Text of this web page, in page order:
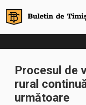
Procesul de
rural
următoare